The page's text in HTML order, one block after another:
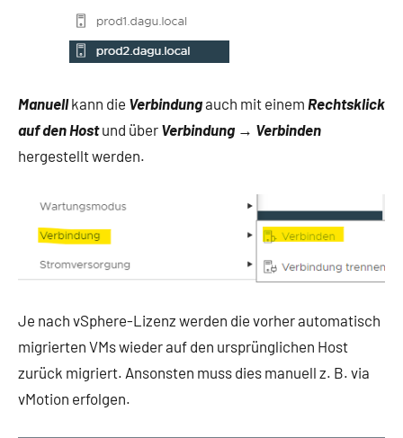
Manuellkann die Verbindungauch mit einem Rechtsklick
auf den Hostund über Verbindung → Verbinden
hergestellt werden.
Je nach vSphere-Lizenz werden die vorher automatisch
migrierten VMs wieder auf den ursprünglichen Host
zurück migriert. Ansonsten muss dies manuell z. B. via
vMotion erfolgen.